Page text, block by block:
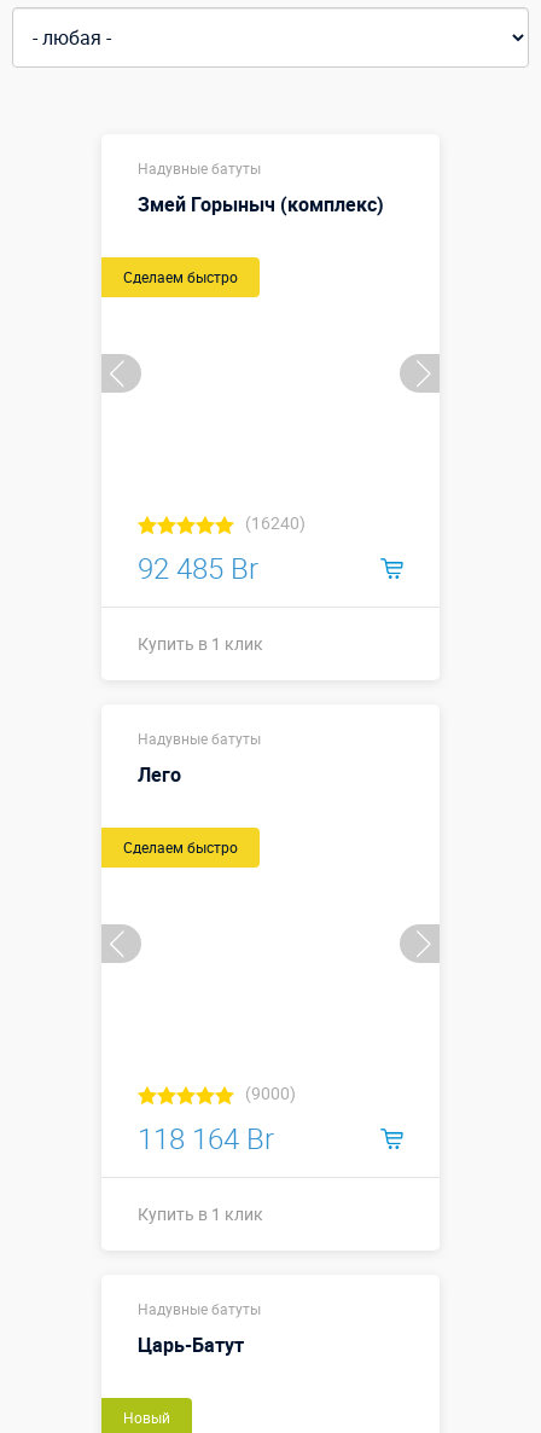
Надувные батуты
Змей Горыныч (комплекс)
Сделаем быстро
(16240)
92 485 Br
Купить в 1 клик
Надувные батуты
Лего
Сделаем быстро
(9000)
118 164 Br
Купить в 1 клик
Надувные батуты
Царь-Батут
Новый